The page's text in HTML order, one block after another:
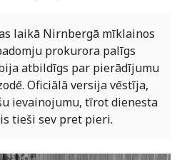
laikā Nirnbergā mīklainos
prokurora palīgs
atbildīgs par pierādījumu
Oficiālā versija vēstīja,
ievainojumu, tīrot dienesta
tieši sev pret pieri.